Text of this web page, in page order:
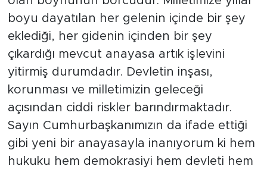
boyu dayatılan her gelenin içinde bir şey
eklediği, her gidenin içinden bir şey
çıkardığı mevcut anayasa artık işlevini
yitirmiş durumdadır. Devletin inşası,
korunması ve milletimizin geleceği
açısından ciddi riskler barındırmaktadır.
Sayın Cumhurbaşkanımızın da ifade ettiği
gibi yeni bir anayasayla inanıyorum ki hem
hukuku hem demokrasiyi hem devleti hem